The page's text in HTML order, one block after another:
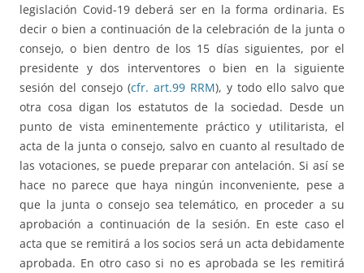
legislación Covid-19 deberá ser en la forma ordinaria. Es
decir o bien a continuación de la celebración de la junta o
consejo, o bien dentro de los 15 días siguientes, por el
presidente y dos interventores o bien en la siguiente
sesión del consejo (cfr. art.99 RRM), y todo ello salvo que
otra cosa digan los estatutos de la sociedad. Desde un
punto de vista eminentemente práctico y utilitarista, el
acta de la junta o consejo, salvo en cuanto al resultado de
las votaciones, se puede preparar con antelación. Si así se
hace no parece que haya ningún inconveniente, pese a
que la junta o consejo sea telemático, en proceder a su
aprobación a continuación de la sesión. En este caso el
acta que se remitirá a los socios será un acta debidamente
aprobada. En otro caso si no es aprobada se les remitirá